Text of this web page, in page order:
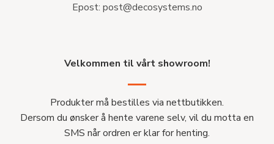
Epost: post@decosystems.no
Velkommen til vårt showroom!
Produkter må bestilles via nettbutikken.
Dersom du ønsker å hente varene selv, vil du motta en
SMS når ordren er klar for henting.